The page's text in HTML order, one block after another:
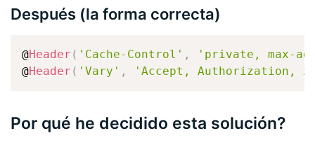
Después (la forma correcta)
@Header ( 'Cache-Control' ,
'private, max-
@Header ( 'Vary' , 'Accept, Authorization,
Por qué he decidido esta solución?